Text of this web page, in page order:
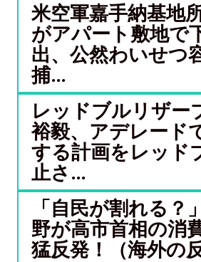
米空軍嘉手納基地
がアパート敷地で
出、公然わいせつ
捕...
レッドブルリザー
裕毅、アデレード
する計画をレッド
止さ...
「自民が割れる？
野が高市首相の消
猛反発！（海外の反